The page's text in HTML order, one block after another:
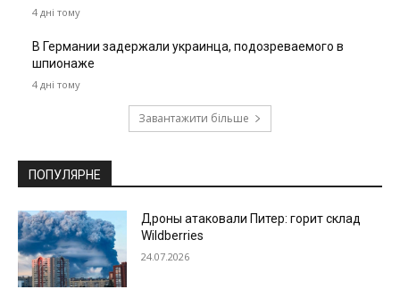
4 дні тому
В Германии задержали украинца, подозреваемого в
шпионаже
4 дні тому
Завантажити більше
ПОПУЛЯРНЕ
Дроны атаковали Питер: горит склад
Wildberries
24.07.2026